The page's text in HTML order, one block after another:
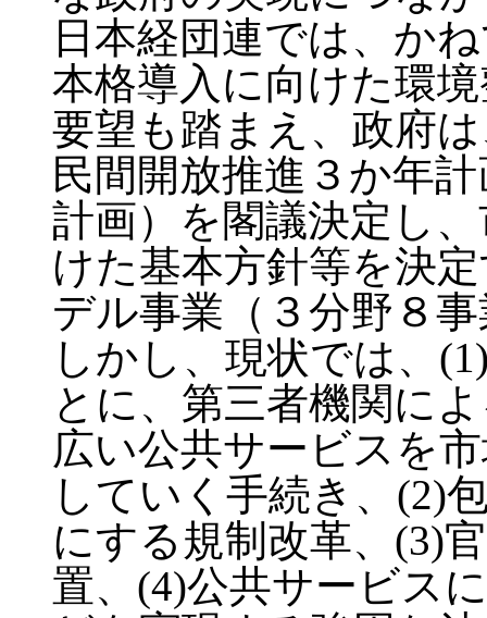
日本経団連では、か
本格導入に向けた環
要望も踏まえ、政府
民間開放推進３か年
計画）を閣議決定し
けた基本方針等を決
デル事業（３分野８
しかし、現状では、
とに、第三者機関に
広い公共サービスを
していく手続き、(2)
にする規制改革、(3)
置、(4)公共サービス